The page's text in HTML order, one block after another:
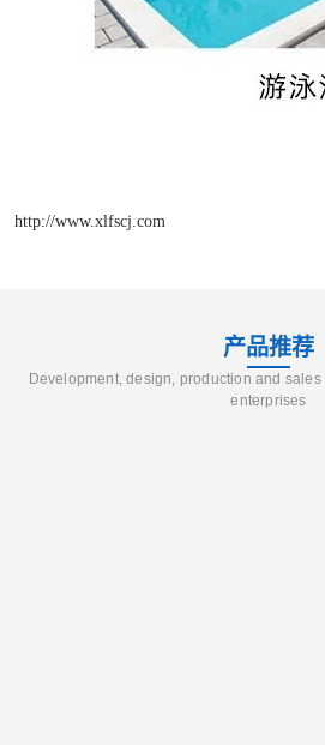
http://www.xlfscj.com
产品推荐
Development, design, production and
enterprises